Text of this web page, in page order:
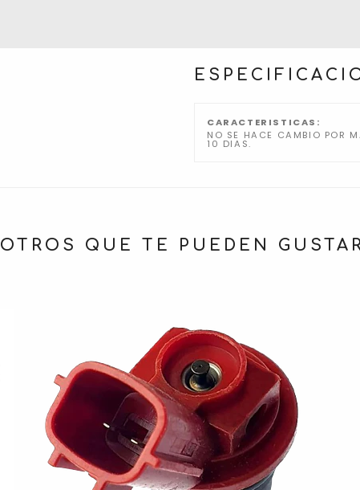
CARACTERISTICAS:
NO SE HACE CAMBIO POR
10 DIAS.
OTROS QUE TE PUEDEN